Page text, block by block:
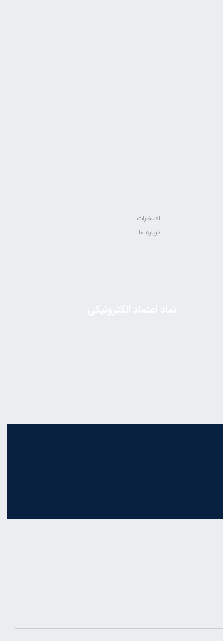
افتخارات
درباره ما